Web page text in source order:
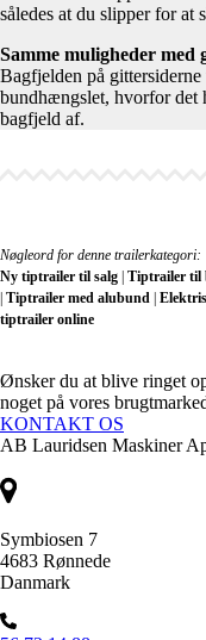
således at du slipper for at
Samme muligheder med
Bagfjelden på
bundhængslet, hvorfor det
bagfjeld af.
Nøgleord for denne trailerkategori:
Ny tiptrailer til salg | Tiptrailer til
| Tiptrailer med alubund |
tiptrailer online
Ønsker du at blive ringet
noget på vores
KONTAKT OS
AB Lauridsen Maskiner
Symbiosen 7
4683 Rønnede
Danmark